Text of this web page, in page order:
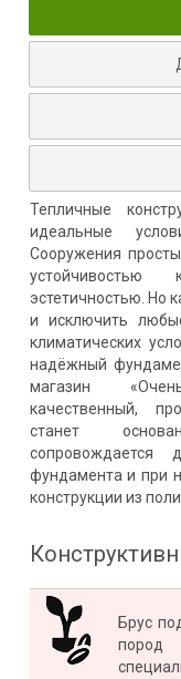
Тепличные
идеальные
Сооружения
устойчивостью
эстетичностью. Но
и исключить
климатических
надёжный
магазин
качественный,
станет
сопровождается
фундамента и при
конструкции из
Брус
пород